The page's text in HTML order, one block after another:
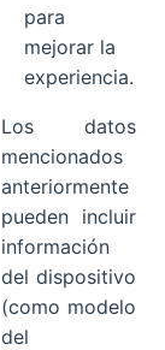
para
mejorar la
experiencia.
Los datos
mencionados
anteriormente
pueden incluir
información
del dispositivo
(como modelo
del